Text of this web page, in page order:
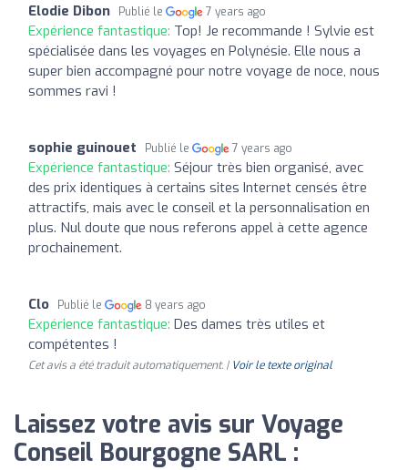
Elodie Dibon Publié le 7 years ago
Expérience fantastique: Top! Je recommande ! Sylvie est
spécialisée dans les voyages en Polynésie. Elle nous a
super bien accompagné pour notre voyage de noce, nous
sommes ravi !
sophie guinouet Publié le 7 years ago
Expérience fantastique: Séjour très bien organisé, avec
des prix identiques à certains sites Internet censés être
attractifs, mais avec le conseil et la personnalisation en
plus. Nul doute que nous referons appel à cette agence
prochainement.
Clo Publié le 8 years ago
Expérience fantastique: Des dames très utiles et
compétentes !
Cet avis a été traduit automatiquement. | Voir le texte original
Laissez votre avis sur Voyage
Conseil Bourgogne SARL :